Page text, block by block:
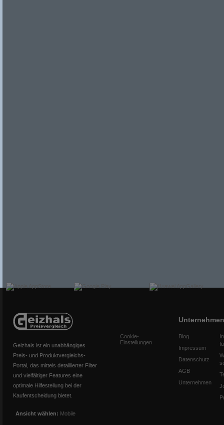
Geizhals ist ein unabhängiges
Preis- und Produktvergleichs-
Portal, das mittels detaillierter Filter
und vielfältiger Features eine
optimale Hilfestellung bei der
Kaufentscheidung bietet.
Ansicht wählen: Mobile
Cookie-
Einstellungen
Unternehmen
Blog
Impressum
Datenschutz
AGB
Unternehmen